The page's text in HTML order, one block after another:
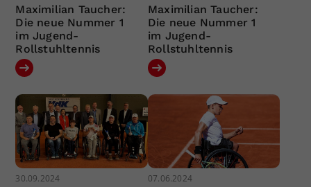
Maximilian Taucher:
Die neue Nummer 1
im Jugend-
Rollstuhltennis
Maximilian Taucher:
Die neue Nummer 1
im Jugend-
Rollstuhltennis
30.09.2024 07.06.2024